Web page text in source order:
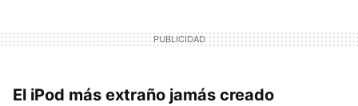
El iPod más extraño jamás creado